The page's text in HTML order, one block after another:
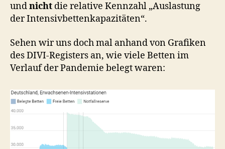
undnicht die relative Kennzahl „Auslastung
der Intensivbettenkapazitäten“.
Sehen wir uns doch mal anhand von Grafiken
des DIVI-Registers an, wie viele Betten im
Verlauf der Pandemie belegt waren: